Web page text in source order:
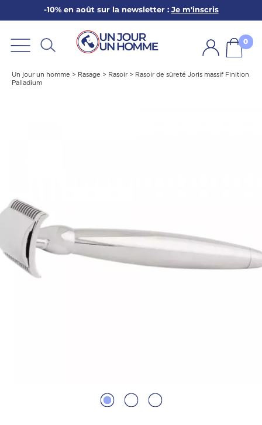
-10% en août sur la newsletter : Je m'inscris
0
Un jour un homme > Rasage > Rasoir > Rasoir de sûreté Joris massif Finition
Palladium